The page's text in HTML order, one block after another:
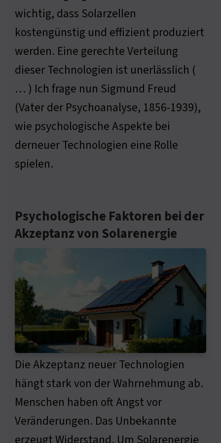
wichtig, dass Solarzellen
kostengünstig und effizient produziert
werden. Eine gerechte Verteilung
dieser Technologien ist unerlässlich (
… ) Ich frage nun Sigmund Freud
(Vater der Psychoanalyse, 1856-1939),
wie psychologische Aspekte bei
derneuer Technologien eine Rolle
spielen.
Psychologische Faktoren bei der
Akzeptanz von Solarenergie
Die Akzeptanz neuer Technologien
hängt stark von der Wahrnehmung ab.
Menschen haben oft Angst vor
Veränderungen. Das Unbekannte
erzeugt Widerstand. Um Solarenergie